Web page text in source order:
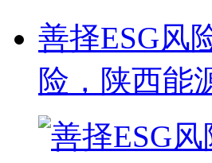
善择ESG风
险，陕西能